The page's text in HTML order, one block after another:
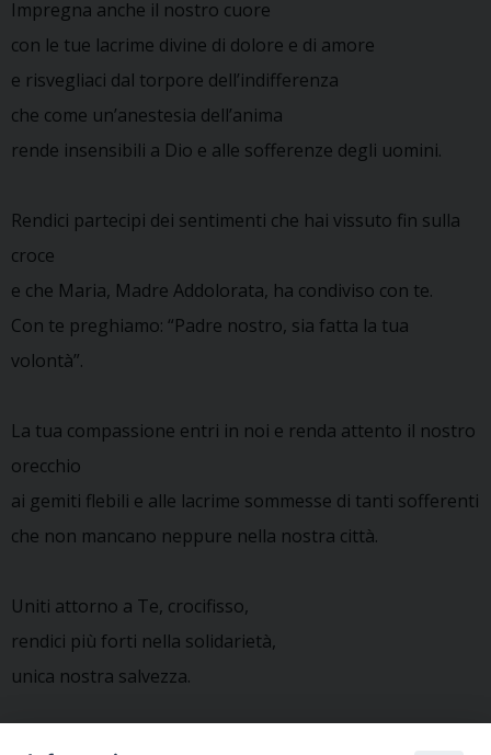
Impregna anche il nostro cuore
con le tue lacrime divine di dolore e di amore
e risvegliaci dal torpore dell’indifferenza
che come un’anestesia dell’anima
rende insensibili a Dio e alle sofferenze degli uomini.
Rendici partecipi dei sentimenti che hai vissuto fin sulla
croce
e che Maria, Madre Addolorata, ha condiviso con te.
Con te preghiamo: “Padre nostro, sia fatta la tua
volontà”.
La tua compassione entri in noi e renda attento il nostro
orecchio
ai gemiti flebili e alle lacrime sommesse di tanti sofferenti
che non mancano neppure nella nostra città.
Uniti attorno a Te, crocifisso,
rendici più forti nella solidarietà,
unica nostra salvezza.